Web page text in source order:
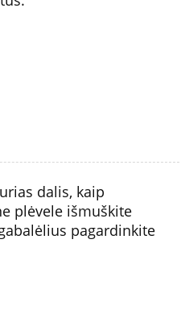
dalis, kaip
plėvele išmuškite
pagardinkite